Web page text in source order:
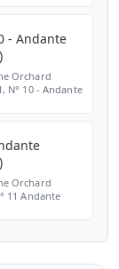
- Andante
Orchard
N° 10 - Andante
Orchard
11 Andante